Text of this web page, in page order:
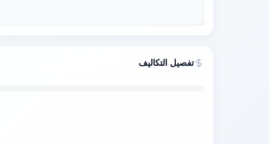
تفصيل التكاليف